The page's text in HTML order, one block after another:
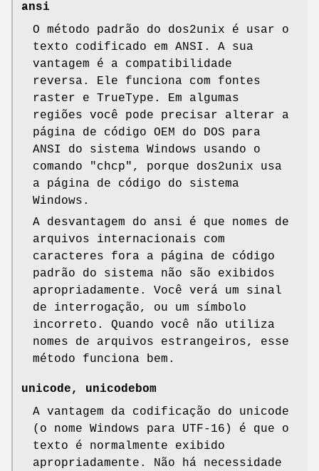
ansi
O método padrão do dos2unix é usar o
texto codificado em ANSI. A sua
vantagem é a compatibilidade
reversa. Ele funciona com fontes
raster e TrueType. Em algumas
regiões você pode precisar alterar a
página de código OEM do DOS para
ANSI do sistema Windows usando o
comando
"chcp" , porque dos2unix usa
a página de código do sistema
Windows.
A desvantagem do ansi é que nomes de
arquivos internacionais com
caracteres fora a página de código
padrão do sistema não são exibidos
apropriadamente. Você verá um sinal
de interrogação, ou um símbolo
incorreto. Quando você não utiliza
nomes de arquivos estrangeiros, esse
método funciona bem.
unicode, unicodebom
A vantagem da codificação do unicode
(o nome Windows para UTF-16) é que o
texto é normalmente exibido
apropriadamente. Não há necessidade